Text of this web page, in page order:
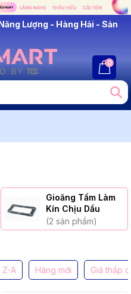
- Cải Tiến
Lượng - Hàng Hải - Sản
0
Gioăng Tấm Làm
Kín Chịu Dầu
(2 sản phẩm)
Z-A Hàng mới Giá thấp